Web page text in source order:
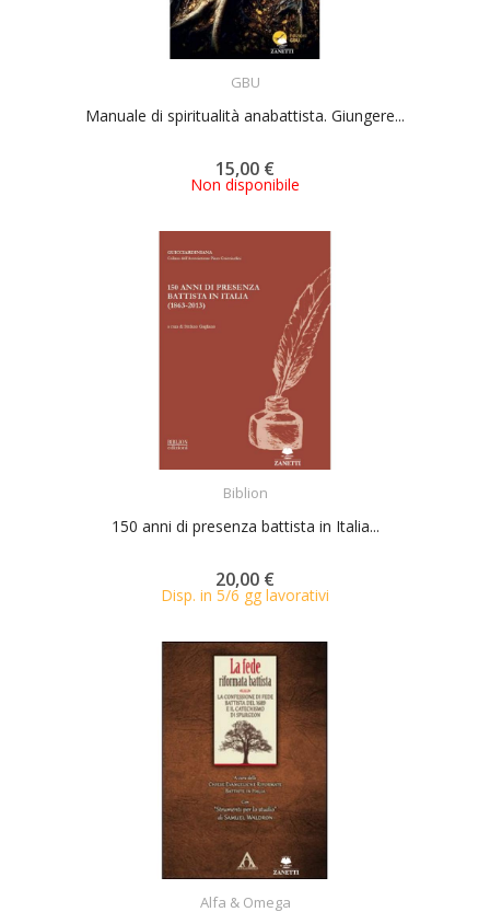
GBU
Manuale di spiritualità anabattista. Giungere...
15,00 €
Non disponibile
Biblion
150 anni di presenza battista in Italia...
20,00 €
Disp. in 5/6 gg lavorativi
Alfa & Omega